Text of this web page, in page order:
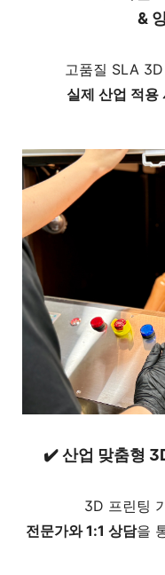
&
고품질 SLA
실제 산업 적용
✔️산업 맞춤형
3D 프린팅
전문가와 1:1 상담을